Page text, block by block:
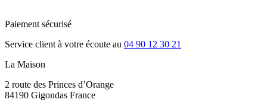
Paiement sécurisé
Service client à votre écoute au 04 90 12 30 21
La Maison
2 route des Princes d’Orange
84190 Gigondas France